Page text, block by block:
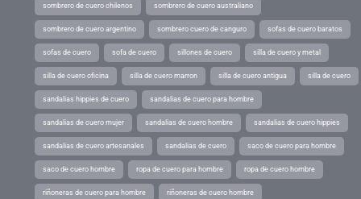
sombrero de cuero chilenos sombrero de cuero australiano
sombrero de cuero argentino sombrero cuero de canguro sofas de cuero baratos
sofas de cuero sofa de cuero sillones de cuero silla de cuero y metal
silla de cuero oficina silla de cuero marron silla de cuero antigua silla de cuero
sandalias hippies de cuero sandalias de cuero para hombre
sandalias de cuero mujer sandalias de cuero hombre sandalias de cuero hippies
sandalias de cuero artesanales sandalias de cuero saco de cuero para hombre
saco de cuero hombre ropa de cuero para hombre ropa de cuero hombre
riñoneras de cuero para hombre riñoneras de cuero hombre